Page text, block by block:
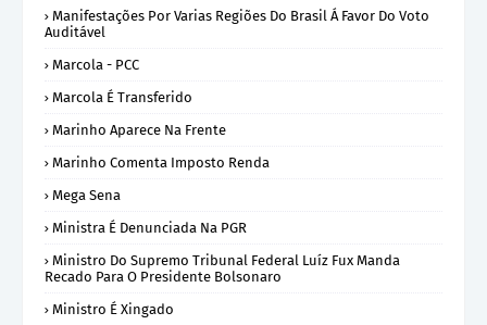
Manifestações Por Varias Regiões Do Brasil Á Favor Do Voto
Auditável
Marcola - PCC
Marcola É Transferido
Marinho Aparece Na Frente
Marinho Comenta Imposto Renda
Mega Sena
Ministra É Denunciada Na PGR
Ministro Do Supremo Tribunal Federal Luíz Fux Manda
Recado Para O Presidente Bolsonaro
Ministro É Xingado